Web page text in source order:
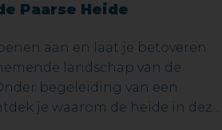
Paarse Heide
aan en laat je betoveren
landschap van de
begeleiding van een
je waarom de heide in deze